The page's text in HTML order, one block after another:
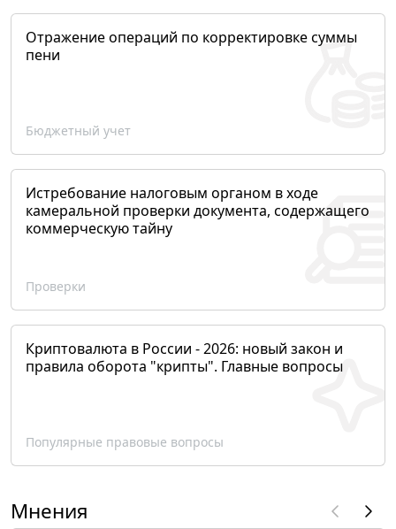
Отражение операций по корректировке суммы
пени
Бюджетный учет
Истребование налоговым органом в ходе
камеральной проверки документа, содержащего
коммерческую тайну
Проверки
Криптовалюта в России - 2026: новый закон и
правила оборота "крипты". Главные вопросы
Популярные правовые вопросы
Мнения